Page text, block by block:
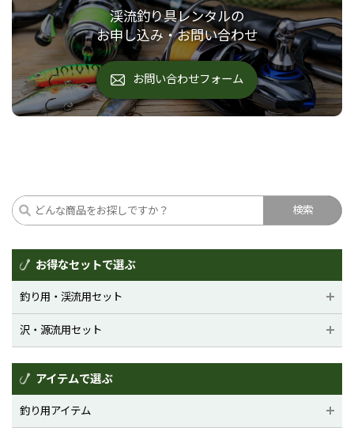
渓流釣り具レンタルの
お申し込み・お問い合わせ
お問い合わせフォーム
お得なセットで選ぶ
釣り用・渓流用セット
沢・源流用セット
アイテムで選ぶ
釣り用アイテム